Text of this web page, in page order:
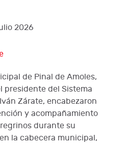
2026
de Pinal de Amoles,
presidente del Sistema
Zárate, encabezaron
y acompañamiento
durante su
la cabecera municipal,